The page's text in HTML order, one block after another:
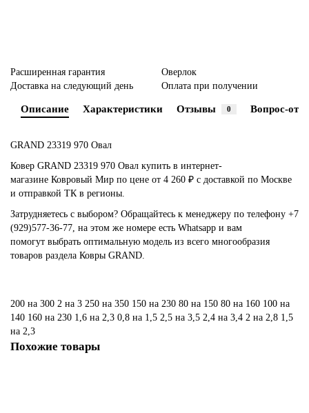
Расширенная гарантия
Оверлок
Доставка на следующий день
Оплата при получении
Описание Характеристики Отзывы 0 Вопрос-
GRAND 23319 970 Овал
Ковер GRAND 23319 970 Овал купить в интернет-
магазине Ковровый Мир по цене от 4 260 ₽ с доставкой по Москве
и отправкой ТК в регионы.
Затрудняетесь с выбором? Обращайтесь к менеджеру по телефону +7
(929)577-36-77, на этом же номере есть Whatsapp и вам
помогут выбрать оптимальную модель из всего многообразия
товаров раздела Ковры GRAND.
200 на 300 2 на 3 250 на 350 150 на 230 80 на 150 80 на 160 100 на
140 160 на 230 1,6 на 2,3 0,8 на 1,5 2,5 на 3,5 2,4 на 3,4 2 на 2,8 1,5
на 2,3
Похожие товары